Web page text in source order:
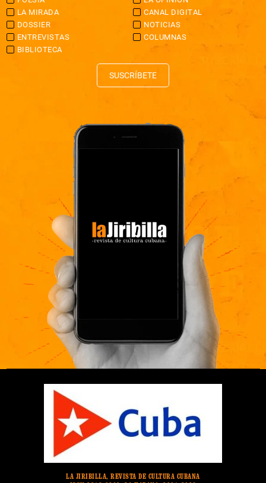
LA MIRADA
CANAL DIGITAL
DOSSIER
NOTICIAS
ENTREVISTAS
COLUMNAS
BIBLIOTECA
SUSCRÍBETE
LA JIRIBILLA, REVISTA DE CULTURA CUBANA